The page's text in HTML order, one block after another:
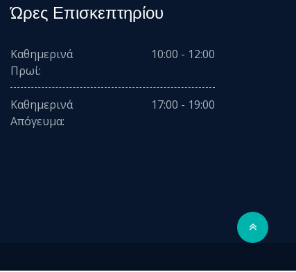
Ώρες Επισκεπτηρίου
Καθημερινά
Πρωί:
10:00 - 12:00
Καθημερινά
Απόγευμα:
17:00 - 19:00